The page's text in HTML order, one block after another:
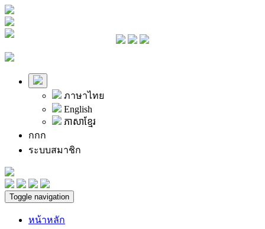
ภาษาไทย
English
ភាសាខ្មែរ
กกก
ระบบสมาชิก
Toggle navigation
หน้าหลัก